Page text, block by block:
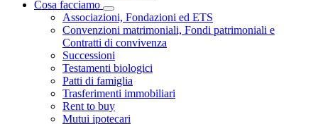
Cosa facciamo
Toggle Dropdown
Associazioni, Fondazioni ed ETS
Convenzioni matrimoniali, Fondi patrimoniali e
Contratti di convivenza
Successioni
Testamenti biologici
Patti di famiglia
Trasferimenti immobiliari
Rent to buy
Mutui ipotecari